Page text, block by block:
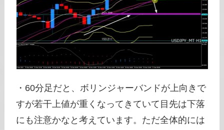
・60分足だと、ボリンジャーバンドが上向きで
すが若干上値が重くなってきていて目先は下落
にも注意かなと考えています。ただ全体的には